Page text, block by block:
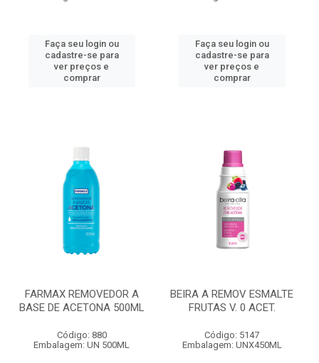
Faça seu login ou
cadastre-se para
ver preços e
comprar
Faça seu login ou
cadastre-se para
ver preços e
comprar
FARMAX REMOVEDOR A
BASE DE ACETONA 500ML
Código: 880
Embalagem: UN 500ML
BEIRA A REMOV ESMALTE
FRUTAS V. 0 ACET.
Código: 5147
Embalagem: UNX450ML